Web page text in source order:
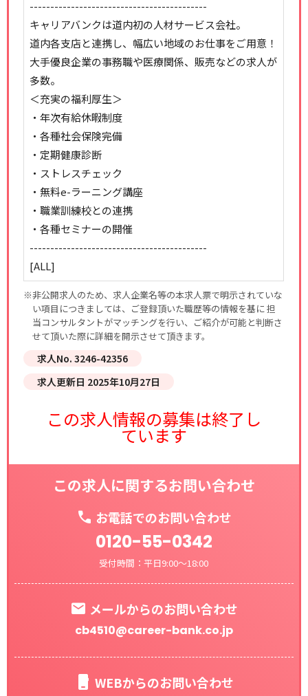
-------------------------------------------
キャリアバンクは道内初の人材サービス会社。
道内各支店と連携し、幅広い地域のお仕事をご用意！
大手優良企業の事務職や医療関係、販売などの求人が
多数。
＜充実の福利厚生＞
・年次有給休暇制度
・各種社会保険完備
・定期健康診断
・ストレスチェック
・無料e-ラーニング講座
・職業訓練校との連携
・各種セミナーの開催
-------------------------------------------
[ALL]
※非公開求人のため、求人企業名等の本求人票で明示されていな
い項目につきましては、ご登録頂いた職歴等の情報を基に 担
当コンサルタントがマッチングを行い、ご紹介が可能と判断さ
せて頂いた際に詳細を開示させて頂きます。
求人No. 3246-42356
求人更新日 2025年10月27日
この求人情報の募集は終了し
ています
この求人に関するお問い合わせ
お電話でのお問い合わせ
0120-55-0342
受付時間：平日9:00～18:00
メールからのお問い合わせ
cb4510@career-bank.co.jp
WEBからのお問い合わせ